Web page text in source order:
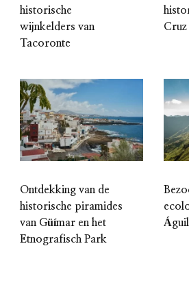
historische
wijnkelders van
Tacoronte
Cruz
Ontdekking van de
historische piramides
van Güímar en het
Etnografisch Park